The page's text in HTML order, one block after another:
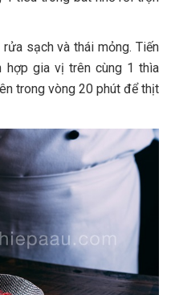
sạch và thái mỏng. Tiến
gia vị trên cùng 1 thìa
trong vòng 20 phút để thịt